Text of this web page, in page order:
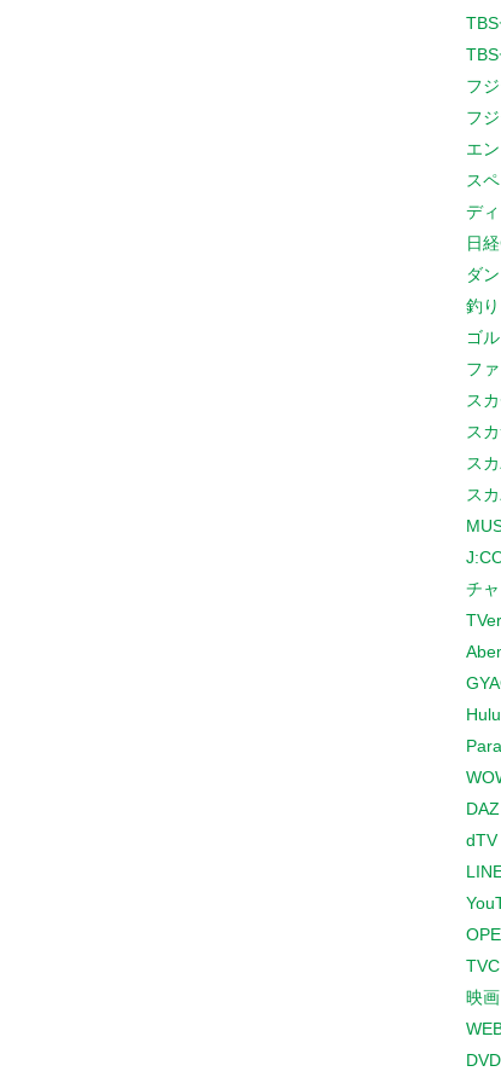
フ
フ
エ
ス
デ
日
ダ
釣
ゴ
フ
ス
ス
ス
ス
チ
TVer
Hulu
dTV
映画